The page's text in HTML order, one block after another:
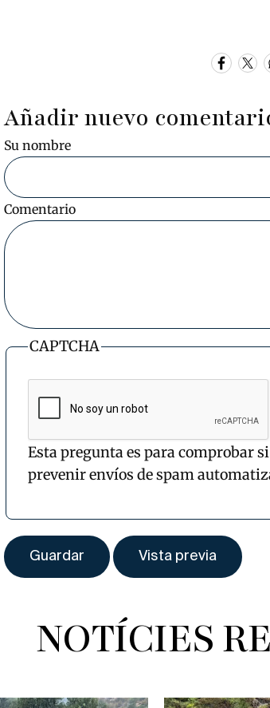
Añadir nuevo
Su nombre
Comentario
CAPTCHA
Esta pregunta es para comprobar
prevenir envíos de spam
NOTÍCIES